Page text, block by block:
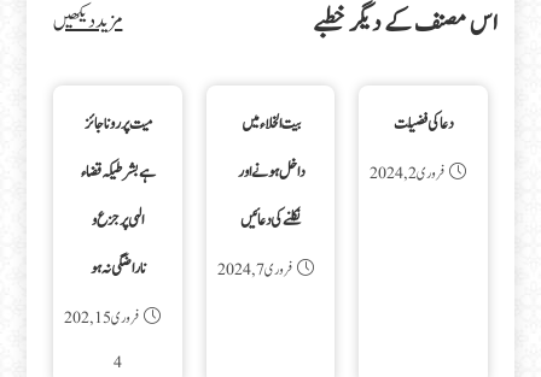
اس مصنف کے دیگر خطبے مزید دیکھیں
دعا کی فضیلت
فروری 2, 2024
بیت الخلاء میں
داخل ہونے اور
نکلنے کی دعائیں
فروری 7, 2024
میت پر رونا جائز
ہے بشرطیکہ قضاء
الہی پر جزع و
ناراضگی نہ ہو
فروری 15, 202
4